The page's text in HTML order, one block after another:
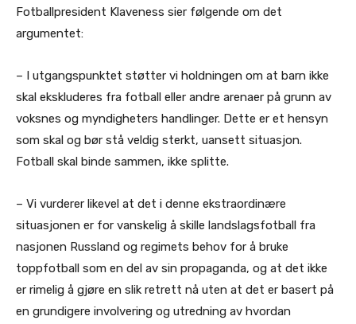
Fotballpresident Klaveness sier følgende om det
argumentet:
– I utgangspunktet støtter vi holdningen om at barn ikke
skal ekskluderes fra fotball eller andre arenaer på grunn av
voksnes og myndigheters handlinger. Dette er et hensyn
som skal og bør stå veldig sterkt, uansett situasjon.
Fotball skal binde sammen, ikke splitte.
– Vi vurderer likevel at det i denne ekstraordinære
situasjonen er for vanskelig å skille landslagsfotball fra
nasjonen Russland og regimets behov for å bruke
toppfotball som en del av sin propaganda, og at det ikke
er rimelig å gjøre en slik retrett nå uten at det er basert på
en grundigere involvering og utredning av hvordan